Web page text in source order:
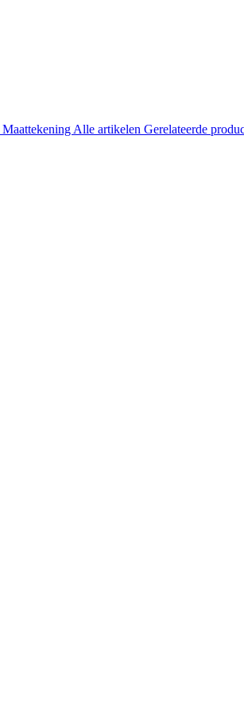
MaattekeningAlle artikelen Gerelateerde